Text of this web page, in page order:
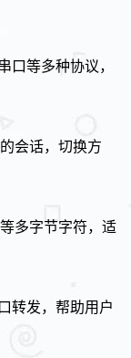
口等多种协议，
会话，切换方
多字节字符，适
转发，帮助用户